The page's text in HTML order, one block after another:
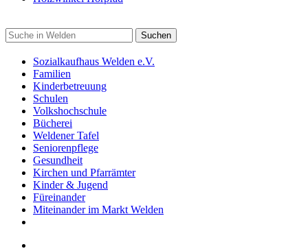
Sozialkaufhaus Welden e.V.
Familien
Kinderbetreuung
Schulen
Volkshochschule
Bücherei
Weldener Tafel
Seniorenpflege
Gesundheit
Kirchen und Pfarrämter
Kinder & Jugend
Füreinander
Miteinander im Markt Welden